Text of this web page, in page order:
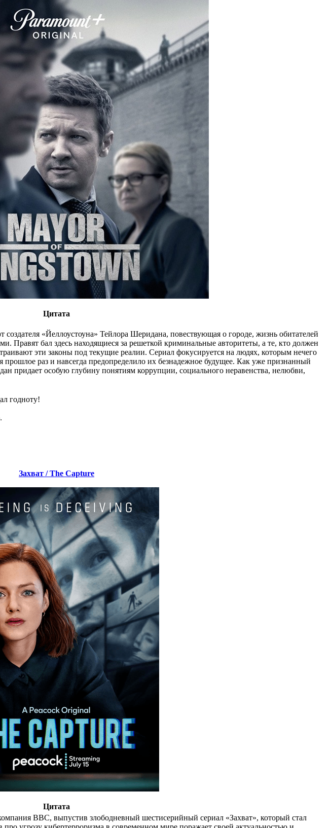
Цитата
«Йеллоустоуна» Тейлора Шеридана, повествующая о городе, жизнь обитателей
Правят бал здесь находящиеся за решеткой криминальные авторитеты, а те, кто должен
эти законы под текущие реалии. Сериал фокусируется на людях, которым нечего
прошлое раз и навсегда предопределило их безнадежное будущее. Как уже признанный
придает особую глубину понятиям коррупции, социального неравенства, нелюбви,
годноту!
Захват / The Capture
Цитата
BBC, выпустив злободневный шестисерийный сериал «Захват», который стал